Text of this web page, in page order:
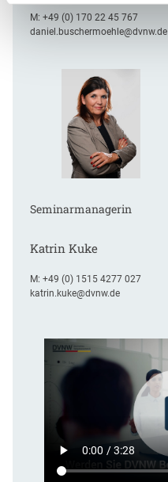
M:+49 (0) 170 22 45 767
daniel.buschermoehle@dvnw.de
Seminarmanagerin
Katrin Kuke
M:+49 (0) 1515 4277 027
katrin.kuke@dvnw.de